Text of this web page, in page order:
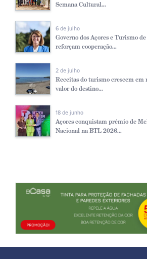
Semana Cultural...
6 de julho
Governo dos Açores e Turismo
reforçam cooperação...
2 de julho
Receitas do turismo crescem em
valor do destino...
18 de junho
Açores conquistam prémio de
Nacional na BTL 2026...